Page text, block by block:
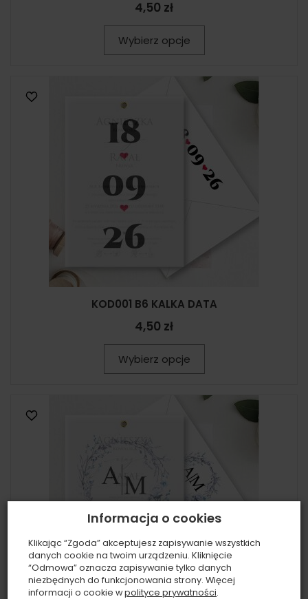
4,50 zł
Wybierz opcje
KOD001 B6 KALKA DATA
4,50 zł
Wybierz opcje
Informacja o cookies
Klikając “Zgoda” akceptujesz zapisywanie wszystkich
danych cookie na twoim urządzeniu. Kliknięcie
“Odmowa” oznacza zapisywanie tylko danych
niezbędnych do funkcjonowania strony. Więcej
informacji o cookie wpolityce prywatności.